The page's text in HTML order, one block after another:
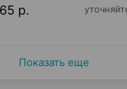
р.
Показать еще